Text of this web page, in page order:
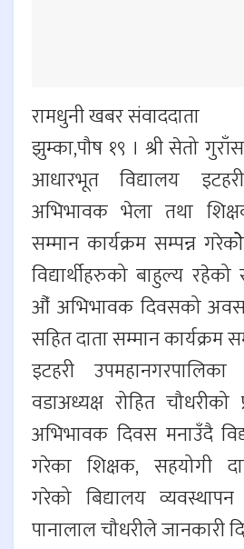
रामधुनी खबर संवाददाता
झुम्का,पौष १९ । श्री सेतो
आधारभूत विद्यालय
अभिभावक भेला तथा
सम्मान कार्यक्रम सम्पन्न
विद्यार्थीहरुको बाहुल्य
औँ अभिभावक दिवसको
सहित दाता सम्मान कार्यक्रम
इटहरी
वडाअध्यक्ष रोहित
अभिभावक दिवस मनाउँदै
गरेका शिक्षक, सहयोगी
गरेको बिद्यालय
पानालाल चौधरीले जानकारी